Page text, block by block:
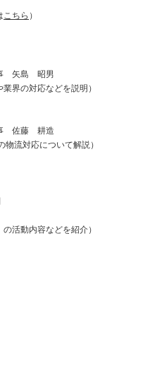
こちら ）
事 矢島 昭男
界の対応などを説明）
事 佐藤 耕造
流対応について解説）
活動内容などを紹介）